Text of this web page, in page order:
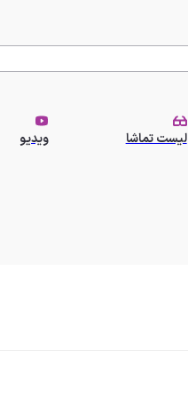
لیست تماشا ویدیو